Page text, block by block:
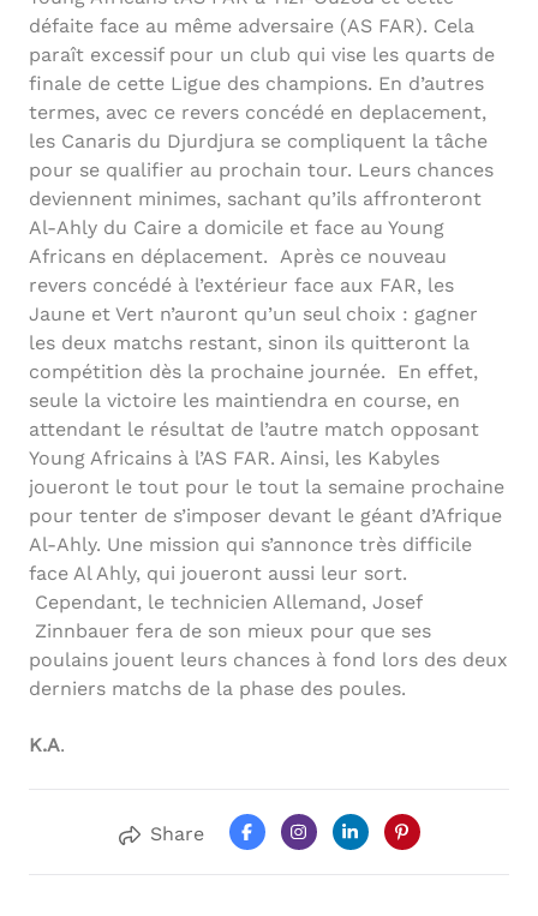
défaite face au même adversaire (AS FAR). Cela
paraît excessif pour un club qui vise les quarts de
finale de cette Ligue des champions. En d’autres
termes, avec ce revers concédé en deplacement,
les Canaris du Djurdjura se compliquent la tâche
pour se qualifier au prochain tour. Leurs chances
deviennent minimes, sachant qu’ils affronteront
Al-Ahly du Caire a domicile et face au Young
Africans en déplacement. Après ce nouveau
revers concédé à l’extérieur face aux FAR, les
Jaune et Vert n’auront qu’un seul choix : gagner
les deux matchs restant, sinon ils quitteront la
compétition dès la prochaine journée. En effet,
seule la victoire les maintiendra en course, en
attendant le résultat de l’autre match opposant
Young Africains à l’AS FAR. Ainsi, les Kabyles
joueront le tout pour le tout la semaine prochaine
pour tenter de s’imposer devant le géant d’Afrique
Al-Ahly. Une mission qui s’annonce très difficile
face Al Ahly, qui joueront aussi leur sort.
Cependant, le technicien Allemand, Josef
Zinnbauer fera de son mieux pour que ses
poulains jouent leurs chances à fond lors des deux
derniers matchs de la phase des poules.
K.A.
Share